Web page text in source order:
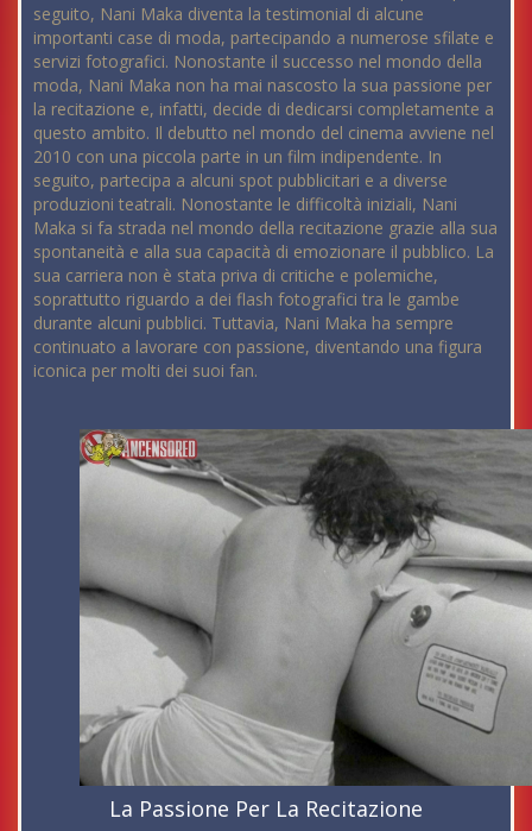
seguito, Nani Maka diventa la testimonial di alcune
importanti case di moda, partecipando a numerose sfilate e
servizi fotografici. Nonostante il successo nel mondo della
moda, Nani Maka non ha mai nascosto la sua passione per
la recitazione e, infatti, decide di dedicarsi completamente a
questo ambito. Il debutto nel mondo del cinema avviene nel
2010 con una piccola parte in un film indipendente. In
seguito, partecipa a alcuni spot pubblicitari e a diverse
produzioni teatrali. Nonostante le difficoltà iniziali, Nani
Maka si fa strada nel mondo della recitazione grazie alla sua
spontaneità e alla sua capacità di emozionare il pubblico. La
sua carriera non è stata priva di critiche e polemiche,
soprattutto riguardo a dei flash fotografici tra le gambe
durante alcuni pubblici. Tuttavia, Nani Maka ha sempre
continuato a lavorare con passione, diventando una figura
iconica per molti dei suoi fan.
La Passione Per La Recitazione